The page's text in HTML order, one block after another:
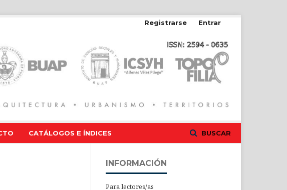
CATÁLOGOS E ÍNDICES BUSCAR
Registrarse Entrar
INFORMACIÓN
Para lectores/as